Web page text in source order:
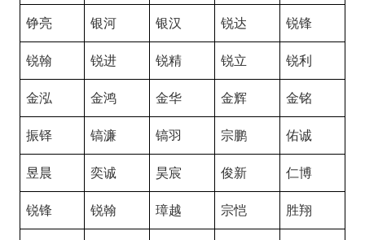
铮亮 银河 银汉 锐达 锐锋
锐翰 锐进 锐精 锐立 锐利
金泓 金鸿 金华 金辉 金铭
振铎 镐濂 镐羽 宗鹏 佑诚
昱晨 奕诚 昊宸 俊新 仁博
锐锋 锐翰 璋越 宗恺 胜翔